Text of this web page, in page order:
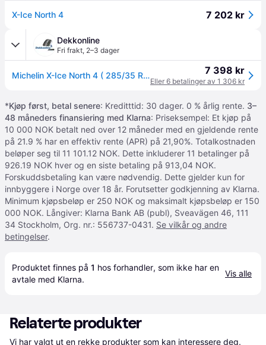
X-Ice North 4 7 202 kr
Dekkonline
Fri frakt, 2–3 dager
Michelin X-Ice North 4 ( 285/35 R22 106H XL EV Suitable, SUV, med pigger ) 7 398 kr
Eller 6 betalinger av 1 306 kr
*Kjøp først, betal senere: Kreditttid: 30 dager. 0 % årlig rente. 3–
48 måneders finansiering med Klarna: Priseksempel: Et kjøp på
10 000 NOK betalt ned over 12 måneder med en gjeldende rente
på 21.9 % har en effektiv rente (APR) på 21,90%. Totalkostnaden
beløper seg til 11 101.12 NOK. Dette inkluderer 11 betalinger på
926.19 NOK hver og en siste betaling på 913,04 NOK.
Forskuddsbetaling kan være nødvendig. Dette gjelder kun for
innbyggere i Norge over 18 år. Forutsetter godkjenning av Klarna.
Minimum kjøpsbeløp er 250 NOK og maksimalt kjøpsbeløp er 150
000 NOK. Långiver: Klarna Bank AB (publ), Sveavägen 46, 111
34 Stockholm, Org. nr.: 556737-0431. Se vilkår og andre
betingelser.
Produktet finnes på 1 hos forhandler, som ikke har en
avtale med Klarna.
Vis alle
Relaterte produkter